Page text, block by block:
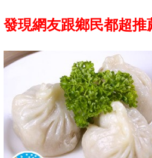
發現網友跟鄉民都超推